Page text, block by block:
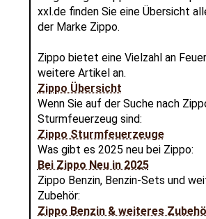
xxl.de finden Sie eine Übersicht
der Marke Zippo.
Zippo bietet eine Vielzahl an
weitere Artikel an.
Zippo Übersicht
Wenn Sie auf der Suche nach
Sturmfeuerzeug sind:
Zippo Sturmfeuerzeuge
Was gibt es 2025 neu bei Zippo:
Bei Zippo Neu in 2025
Zippo Benzin, Benzin-Sets und
Zubehör:
Zippo Benzin & weiteres